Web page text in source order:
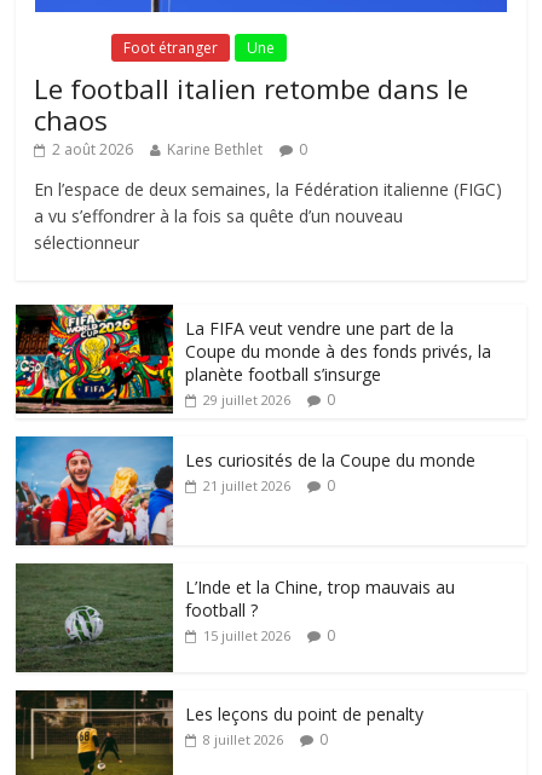
Foot étranger Une
Le football italien retombe dans le
chaos
2 août 2026 Karine Bethlet 0
En l’espace de deux semaines, la Fédération italienne (FIGC)
a vu s’effondrer à la fois sa quête d’un nouveau
sélectionneur
La FIFA veut vendre une part de la
Coupe du monde à des fonds privés, la
planète football s’insurge
29 juillet 2026 0
Les curiosités de la Coupe du monde
21 juillet 2026 0
L’Inde et la Chine, trop mauvais au
football ?
15 juillet 2026 0
Les leçons du point de penalty
8 juillet 2026 0